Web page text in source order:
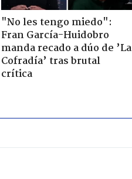
"No les tengo miedo":
Fran García-Huidobro
manda recado a dúo de ’La
Cofradía’ tras brutal
crítica